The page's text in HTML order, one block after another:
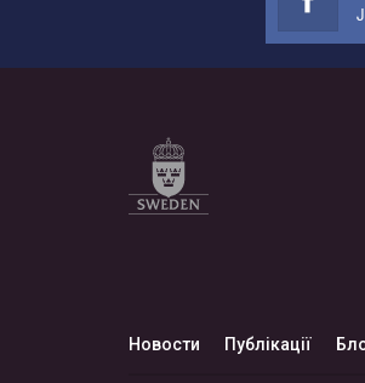
Новости Публікації